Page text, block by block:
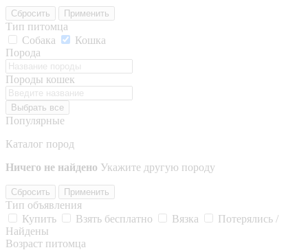
Сбросить Применить
Тип питомца
Собака
Кошка
Порода
Породы кошек
Выбрать все
Популярные
Каталог пород
Ничего не найдено Укажите другую породу
Сбросить Применить
Тип объявления
Купить
Взять бесплатно Вязка
Потерялись /
Найдены
Возраст питомца